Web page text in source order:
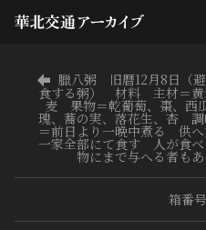
臘八粥 旧暦12月8日（
食する粥） 材料 主材＝黄
麦 果物＝乾葡萄、棗、西
瑰、蕎の実、落花生、杏
＝前日より一晩中煮る 供
一家全部にて食す 人が食
物にまで与へる者も
箱番